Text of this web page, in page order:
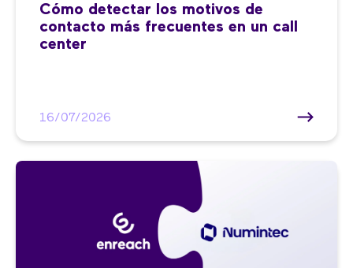
Cómo detectar los motivos de
contacto más frecuentes en un call
center
16/07/2026